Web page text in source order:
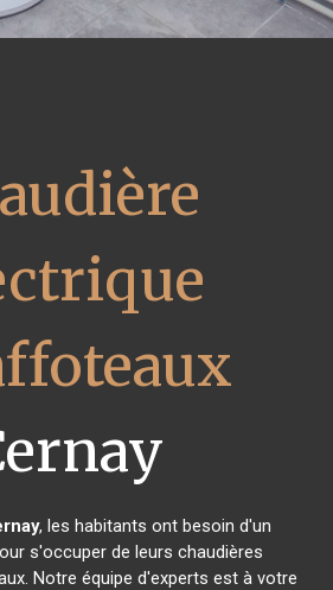
, les habitants ont besoin d'un
s'occuper de leurs chaudières
Notre équipe d'experts est à votre